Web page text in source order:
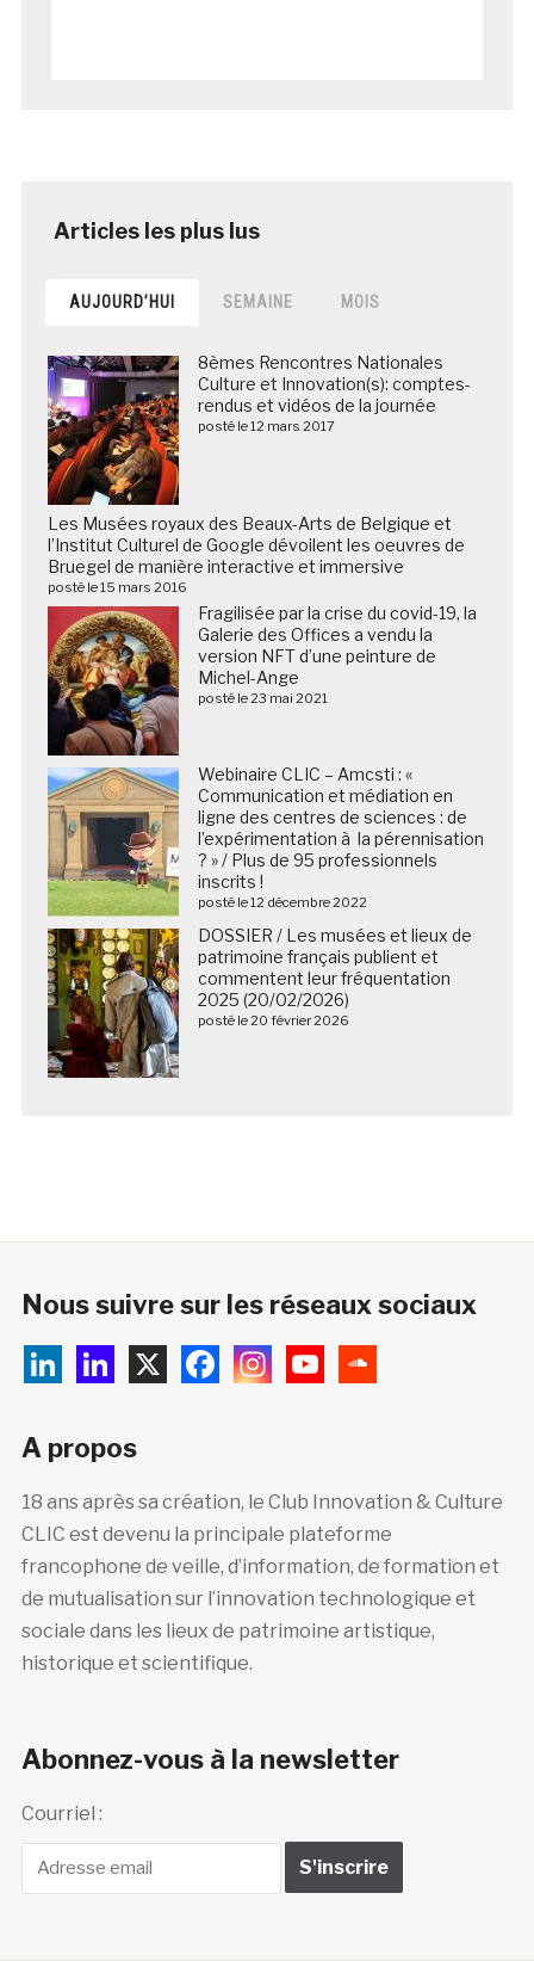
AUJOURD’HUI SEMAINE MOIS
8èmes Rencontres Nationales
Culture et Innovation(s): comptes-
rendus et vidéos de la journée
posté le 12 mars 2017
Les Musées royaux des Beaux-Arts de Belgique et
l’Institut Culturel de Google dévoilent les oeuvres de
Bruegel de manière interactive et immersive
posté le 15 mars 2016
Fragilisée par la crise du covid-19, la
Galerie des Offices a vendu la
version NFT d’une peinture de
Michel-Ange
posté le 23 mai 2021
Webinaire CLIC – Amcsti : «
Communication et médiation en
ligne des centres de sciences : de
l’expérimentation à la pérennisation
? » / Plus de 95 professionnels
inscrits !
posté le 12 décembre 2022
DOSSIER / Les musées et lieux de
patrimoine français publient et
commentent leur fréquentation
2025 (20/02/2026)
posté le 20 février 2026
Nous suivre sur les réseaux sociaux
A propos
18 ans après sa création, le Club Innovation & Culture
CLIC est devenu la principale plateforme
francophone de veille, d’information, de formation et
de mutualisation sur l’innovation technologique et
sociale dans les lieux de patrimoine artistique,
historique et scientifique.
Abonnez-vous à la newsletter
Courriel :